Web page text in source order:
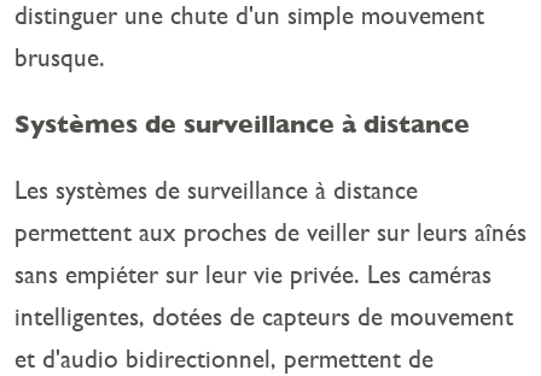
distinguer une chute d'un simple mouvement
brusque.
Systèmes de surveillance à distance
Les systèmes de surveillance à distance
permettent aux proches de veiller sur leurs aînés
sans empiéter sur leur vie privée. Les caméras
intelligentes, dotées de capteurs de mouvement
et d'audio bidirectionnel, permettent de